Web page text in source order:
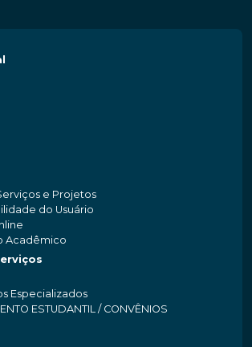
e Projetos
do Usuário
Acadêmico
Especializados
ESTUDANTIL / CONVÊNIOS